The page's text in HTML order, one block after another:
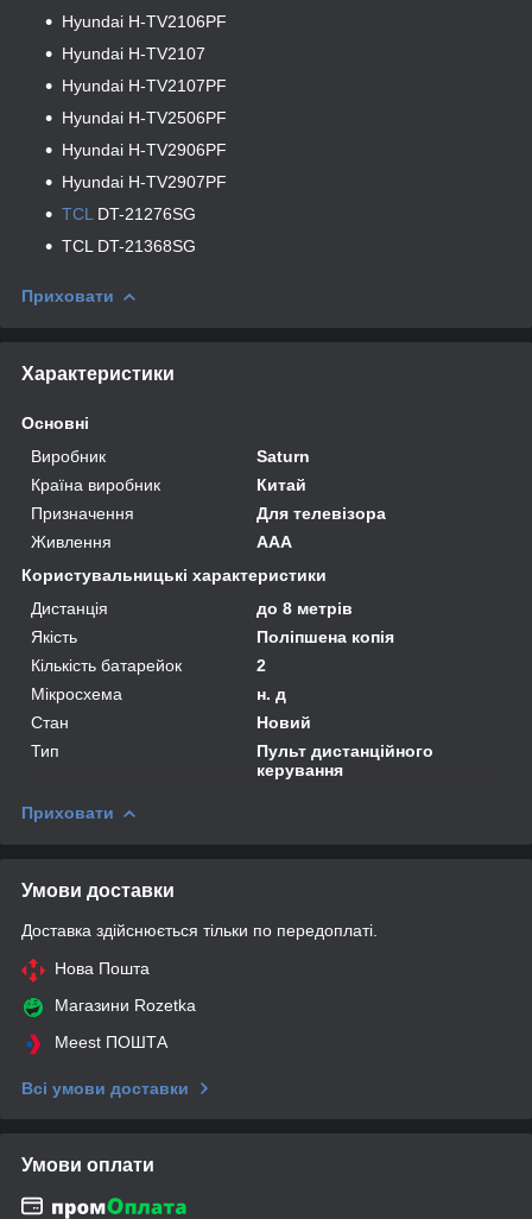
Hyundai H-TV2106PF
Hyundai H-TV2107
Hyundai H-TV2107PF
Hyundai H-TV2506PF
Hyundai H-TV2906PF
Hyundai H-TV2907PF
TCL DT-21276SG
TCL DT-21368SG
Приховати
Характеристики
Основні
Виробник
Saturn
Країна виробник
Китай
Призначення
Для телевізора
Живлення
AAA
Користувальницькі характеристики
Дистанція
до 8 метрів
Якість
Поліпшена копія
Кількість батарейок
2
Мікросхема
н. д
Стан
Новий
Тип
Пульт дистанційного
керування
Приховати
Умови доставки
Доставка здійснюється тільки по передоплаті.
Нова Пошта
Магазини Rozetka
Meest ПОШТА
Всі умови доставки
Умови оплати